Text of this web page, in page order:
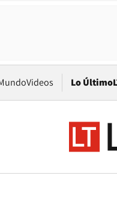
Videos Lo Último